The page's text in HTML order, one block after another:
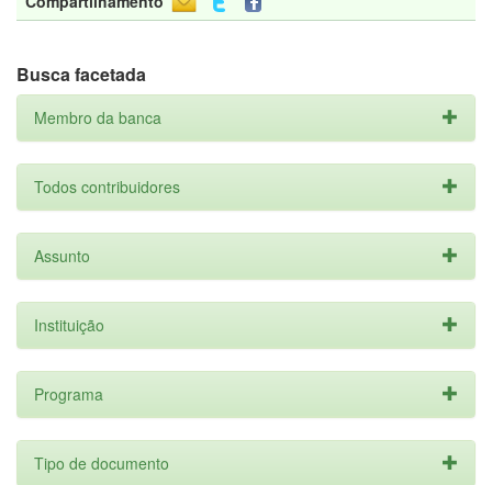
Busca facetada
Membro da banca
Todos contribuidores
Assunto
Instituição
Programa
Tipo de documento